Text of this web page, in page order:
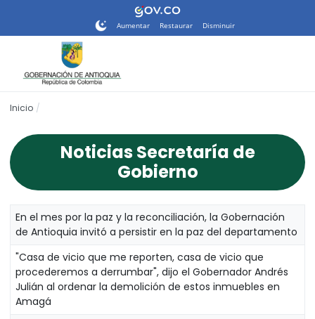
sitio
de
Aumentar Restaurar Disminuir
Inicio
Noticias Secretaría de
Gobierno
En el mes por la paz y la reconciliación, la Gobernación
de Antioquia invitó a persistir en la paz del departamento
"Casa de vicio que me reporten, casa de vicio que
procederemos a derrumbar", dijo el Gobernador Andrés
Julián al ordenar la demolición de estos inmuebles en
Amagá